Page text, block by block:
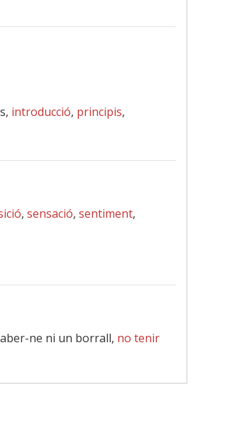
introducció, principis,
, sensació, sentiment,
ne ni un borrall, no tenir